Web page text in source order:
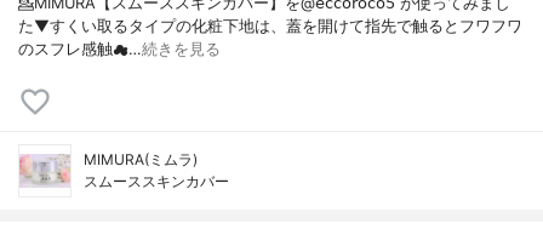
た⁡⁡▼⁡すくい取るタイプの化粧下地は、蓋を開けて指先で触るとフワフワ
のスフレ感触☁…続きを見る
MIMURA(ミムラ)
スムーススキンカバー